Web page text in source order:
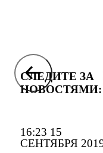
16:23 15
СЕНТЯБРЯ
СЛЕДИТЕ ЗА
НОВОСТЯМИ: